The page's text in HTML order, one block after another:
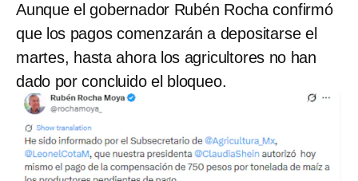
Aunque el gobernador Rubén Rocha confirmó
que los pagos comenzarán a depositarse el
martes, hasta ahora los agricultores no han
dado por concluido el bloqueo.